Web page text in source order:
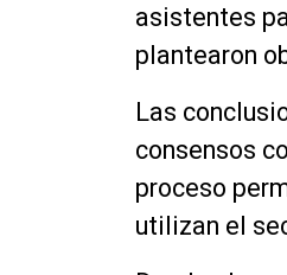
asistentes
plantearon
Las
consensos
proceso
utilizan el